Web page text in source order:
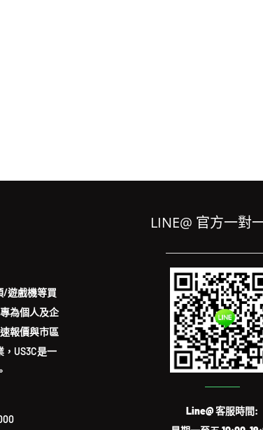
/遊戲機等買
為個人及企
報價與市區
US3C是一
LINE@ 官方一對
Line@ 客服時間: